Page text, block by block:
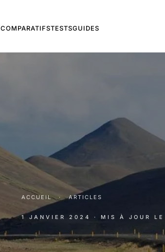
COMPARATIFSTESTSGUIDES
ACCUEIL · ARTICLES
1 JANVIER 2024 · MIS À JOUR LE